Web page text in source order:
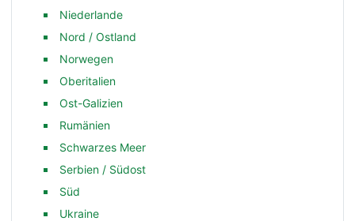
Niederlande
Nord / Ostland
Norwegen
Oberitalien
Ost-Galizien
Rumänien
Schwarzes Meer
Serbien / Südost
Süd
Ukraine